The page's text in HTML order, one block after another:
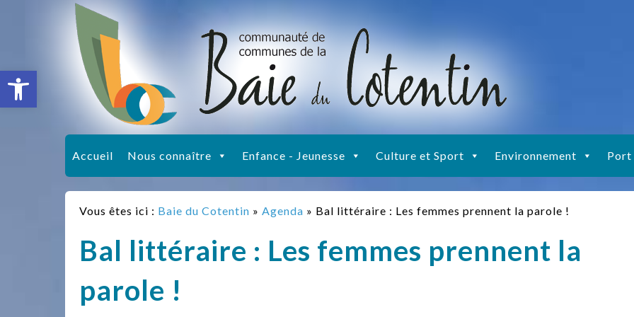
Ouvrir la barre d’outils
Accueil Nous connaître Enfance - Jeunesse Culture et Sport Environnement Port
Vous êtes ici : Baie du Cotentin » Agenda » Bal littéraire : Les femmes prennent la parole !
Bal littéraire : Les femmes prennent la
parole !